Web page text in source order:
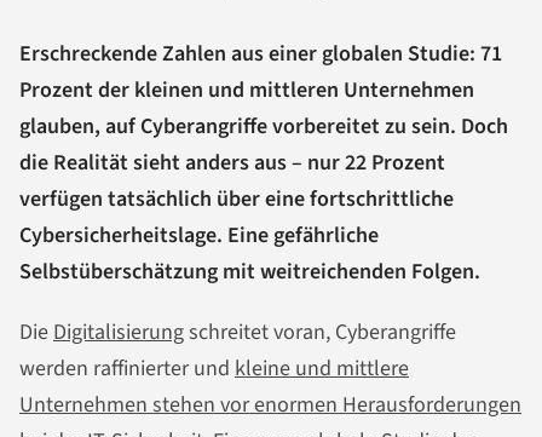
Erschreckende Zahlen aus einer globalen Studie: 71
Prozent der kleinen und mittleren Unternehmen
glauben, auf Cyberangriffe vorbereitet zu sein. Doch
die Realität sieht anders aus – nur 22 Prozent
verfügen tatsächlich über eine fortschrittliche
Cybersicherheitslage. Eine gefährliche
Selbstüberschätzung mit weitreichenden Folgen.
Die Digitalisierungschreitet voran, Cyberangriffe
werden raffinierter und kleine und mittlere
Unternehmen stehen vor enormen Herausforderungen